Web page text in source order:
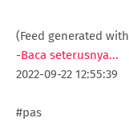
(Feed generated with
-Baca seterusnya...
2022-09-22 12:55:39
#pas